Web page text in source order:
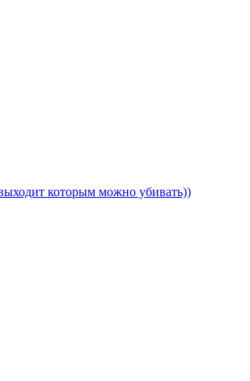
которым можно убивать))